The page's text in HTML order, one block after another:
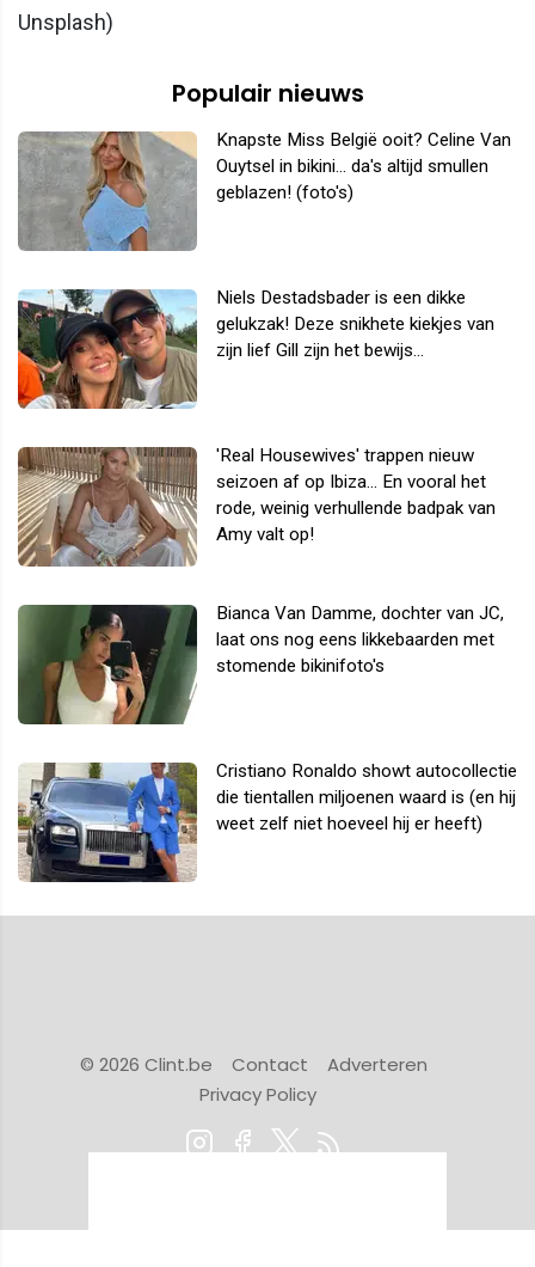
Unsplash)
Populair nieuws
Knapste Miss België ooit? Celine Van
Ouytsel in bikini... da's altijd smullen
geblazen! (foto's)
Niels Destadsbader is een dikke
gelukzak! Deze snikhete kiekjes van
zijn lief Gill zijn het bewijs...
'Real Housewives' trappen nieuw
seizoen af op Ibiza... En vooral het
rode, weinig verhullende badpak van
Amy valt op!
Bianca Van Damme, dochter van JC,
laat ons nog eens likkebaarden met
stomende bikinifoto's
Cristiano Ronaldo showt autocollectie
die tientallen miljoenen waard is (en hij
weet zelf niet hoeveel hij er heeft)
© 2026 Clint.be Contact
Adverteren
Privacy Policy